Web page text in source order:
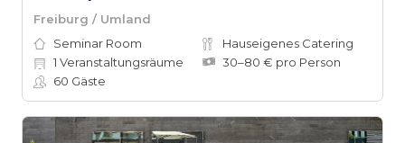
Freiburg / Umland
Seminar Room
Hauseigenes Catering
1 Veranstaltungsräume
30–80 € pro Person
60 Gäste